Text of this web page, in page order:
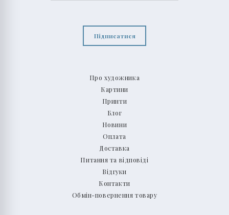
Про художника
Картини
Принти
Блог
Новини
Оплата
Доставка
Питання та відповіді
Відгуки
Контакти
Обмін-повернення товару
Підписатися